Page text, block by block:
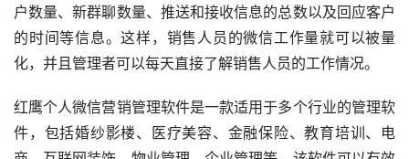
户数量、新群聊数量、推送和接收信息的总数以及回应客户
的时间等信息。这样，销售人员的微信工作量就可以被量
化，并且管理者可以每天直接了解销售人员的工作情况。
红鹰个人微信营销管理软件是一款适用于多个行业的管理软
件，包括婚纱影楼、医疗美容、金融保险、教育培训、电